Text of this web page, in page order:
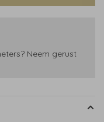
Neem gerust